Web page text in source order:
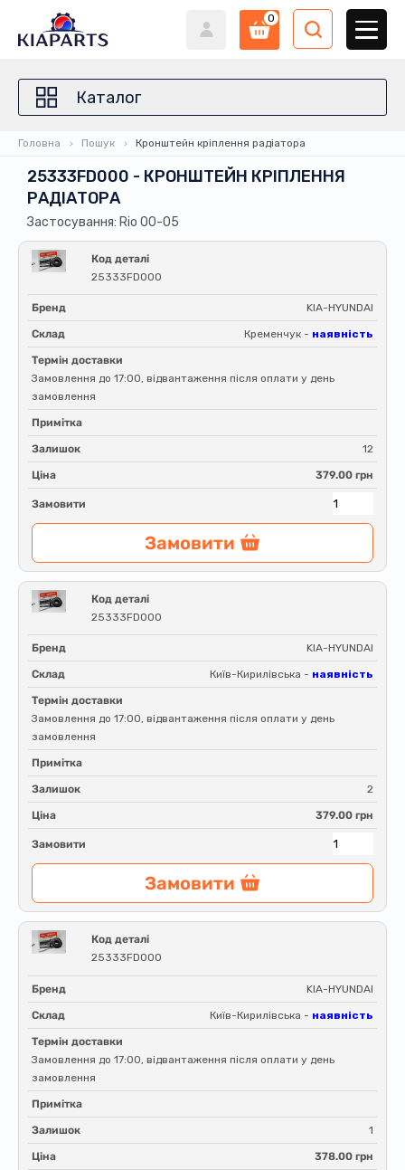
0
Каталог
Головна Пошук Кронштейн кріплення радіатора
25333FD000 - КРОНШТЕЙН КРІПЛЕННЯ
РАДІАТОРА
Застосування: Rio 00-05
Код деталі
25333FD000
Бренд KIA-HYUNDAI
Склад Кременчук - наявність
Термін доставки
Замовлення до 17:00, відвантаження після оплати у день
замовлення
Примітка
Залишок 12
Ціна 379.00 грн
Замовити
Замовити
Код деталі
25333FD000
Бренд KIA-HYUNDAI
Склад Київ-Кирилівська - наявність
Термін доставки
Замовлення до 17:00, відвантаження після оплати у день
замовлення
Примітка
Залишок 2
Ціна 379.00 грн
Замовити
Замовити
Код деталі
25333FD000
Бренд KIA-HYUNDAI
Склад Київ-Кирилівська - наявність
Термін доставки
Замовлення до 17:00, відвантаження після оплати у день
замовлення
Примітка
Залишок 1
Ціна 378.00 грн